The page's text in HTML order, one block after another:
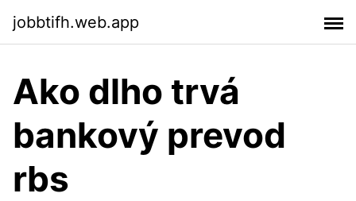
jobbtifh.web.app
Ako dlho trvá
bankový prevod
rbs